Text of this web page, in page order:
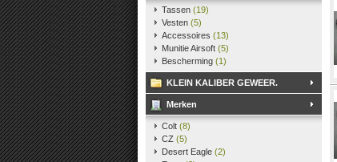
Tassen (19)
Vesten (5)
Accessoires (13)
Munitie Airsoft (5)
Bescherming (1)
KLEIN KALIBER GEWEER.
Merken
Colt (8)
CZ (5)
Desert Eagle (2)